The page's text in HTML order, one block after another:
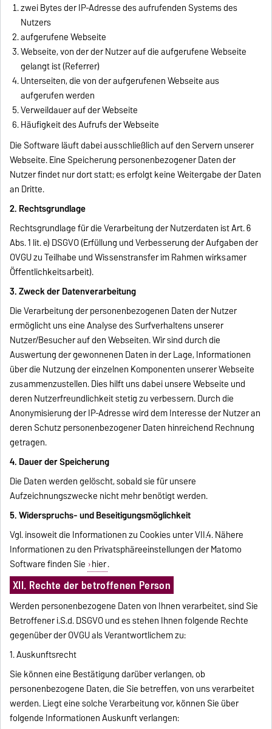
zwei Bytes der IP-Adresse des aufrufenden Systems des
Nutzers
aufgerufene Webseite
Webseite, von der der Nutzer auf die aufgerufene Webseite
gelangt ist (Referrer)
Unterseiten, die von der aufgerufenen Webseite aus
aufgerufen werden
Verweildauer auf der Webseite
Häufigkeit des Aufrufs der Webseite
Die Software läuft dabei ausschließlich auf den Servern unserer
Webseite. Eine Speicherung personenbezogener Daten der
Nutzer findet nur dort statt; es erfolgt keine Weitergabe der Daten
an Dritte.
2. Rechtsgrundlage
Rechtsgrundlage für die Verarbeitung der Nutzerdaten ist Art. 6
Abs. 1 lit. e) DSGVO (Erfüllung und Verbesserung der Aufgaben der
OVGU zu Teilhabe und Wissenstransfer im Rahmen wirksamer
Öffentlichkeitsarbeit).
3. Zweck der Datenverarbeitung
Die Verarbeitung der personenbezogenen Daten der Nutzer
ermöglicht uns eine Analyse des Surfverhaltens unserer
Nutzer/Besucher auf den Webseiten. Wir sind durch die
Auswertung der gewonnenen Daten in der Lage, Informationen
über die Nutzung der einzelnen Komponenten unserer Webseite
zusammenzustellen. Dies hilft uns dabei unsere Webseite und
deren Nutzerfreundlichkeit stetig zu verbessern. Durch die
Anonymisierung der IP-Adresse wird dem Interesse der Nutzer an
deren Schutz personenbezogener Daten hinreichend Rechnung
getragen.
4. Dauer der Speicherung
Die Daten werden gelöscht, sobald sie für unsere
Aufzeichnungszwecke nicht mehr benötigt werden.
5. Widerspruchs- und Beseitigungsmöglichkeit
Vgl. insoweit die Informationen zu Cookies unter VII.4. Nähere
Informationen zu den Privatsphäreeinstellungen der Matomo
Software finden Sie hier.
XII. Rechte der betroffenen Person
Werden personenbezogene Daten von Ihnen verarbeitet, sind Sie
Betroffener i.S.d. DSGVO und es stehen Ihnen folgende Rechte
gegenüber der OVGU als Verantwortlichem zu:
1. Auskunftsrecht
Sie können eine Bestätigung darüber verlangen, ob
personenbezogene Daten, die Sie betreffen, von uns verarbeitet
werden. Liegt eine solche Verarbeitung vor, können Sie über
folgende Informationen Auskunft verlangen: